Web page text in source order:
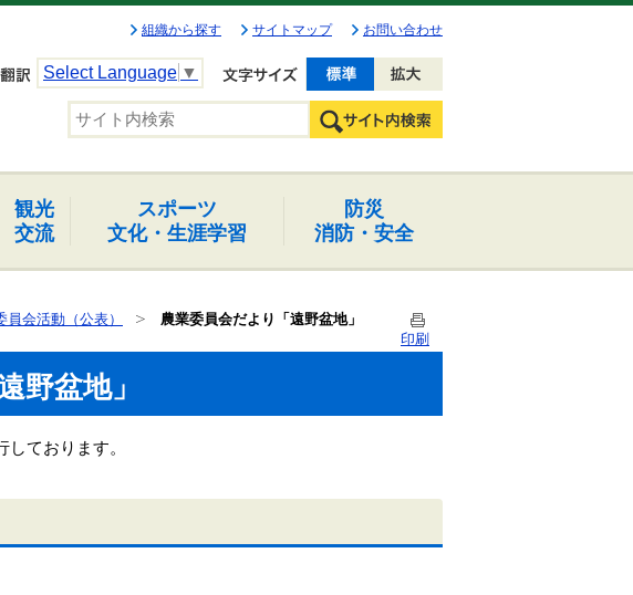
組織から探す サイトマップ お問い合わせ
Select Language ▼ 文字を小さく
観光
交流
スポーツ
文化・生涯学習
防災
消防・安全
員会活動（公表）
農業委員会だより「遠野盆地」
印刷
野盆地」
ております。